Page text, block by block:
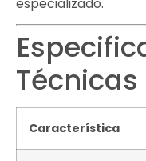
especializado.
Técnicas
Característica